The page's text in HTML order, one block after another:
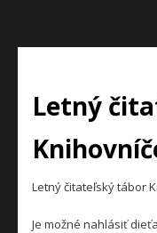
Letný
Letný čitateľský tábor
Je možné nahlásiť